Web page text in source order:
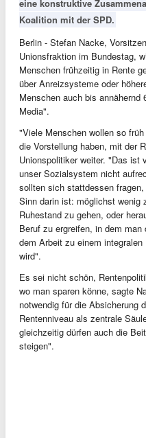
eine konstruktive
Koalition mit der SPD.
Berlin - Stefan Nacke,
Unionsfraktion im Bundestag,
Menschen frühzeitig in Rente
über Anreizsysteme oder
Menschen auch bis
Media".
"Viele Menschen wollen so
die Vorstellung haben, mit der
Unionspolitiker weiter. "Das ist
unser Sozialsystem nicht
sollten sich stattdessen
Sinn darin ist: möglichst wenig
Ruhestand zu gehen, oder
Beruf zu ergreifen, in dem
dem Arbeit zu einem
wird".
Es sei nicht schön,
wo man sparen könne, sagte
notwendig für die Absicherung
Rentenniveau als zentrale
gleichzeitig dürfen auch die
steigen".